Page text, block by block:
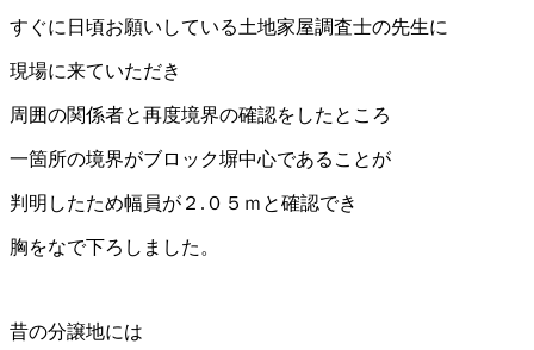
すぐに日頃お願いしている土地家屋調査士の先生に
現場に来ていただき
周囲の関係者と再度境界の確認をしたところ
一箇所の境界がブロック塀中心であることが
判明したため幅員が２ . ０５ｍと確認でき
胸をなで下ろしました。
昔の分譲地には